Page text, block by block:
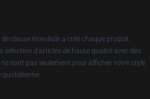
classe mondiale a créé chaque produit.
sélection d'articles de haute qualité avec des
sont pas seulement pour afficher votre style
quotidienne.